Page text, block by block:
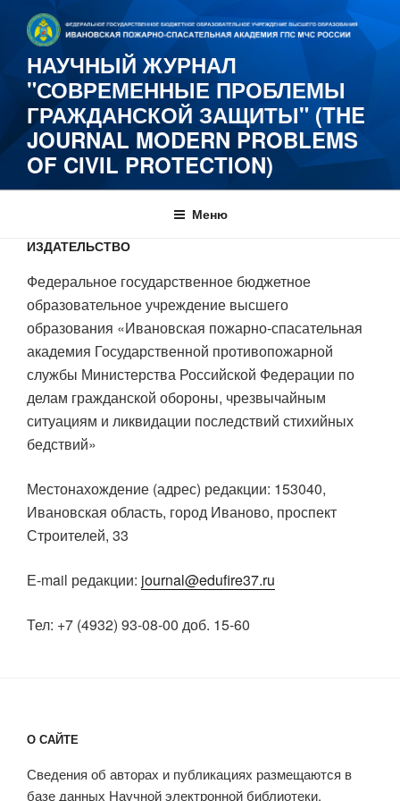
НАУЧНЫЙ ЖУРНАЛ
"СОВРЕМЕННЫЕ ПРОБЛЕМЫ
ГРАЖДАНСКОЙ ЗАЩИТЫ" (THE
JOURNAL MODERN PROBLEMS
OF CIVIL PROTECTION)
Меню
ИЗДАТЕЛЬСТВО
Федеральное государственное бюджетное
образовательное учреждение высшего
образования «Ивановская пожарно-спасательная
академия Государственной противопожарной
службы Министерства Российской Федерации по
делам гражданской обороны, чрезвычайным
ситуациям и ликвидации последствий стихийных
бедствий»
Местонахождение (адрес) редакции: 153040,
Ивановская область, город Иваново, проспект
Строителей, 33
Е-mail редакции: journal@edufire37.ru
Тел: +7 (4932) 93-08-00 доб. 15-60
О САЙТЕ
Сведения об авторах и публикациях размещаются в
базе данных Научной электронной библиотеки.